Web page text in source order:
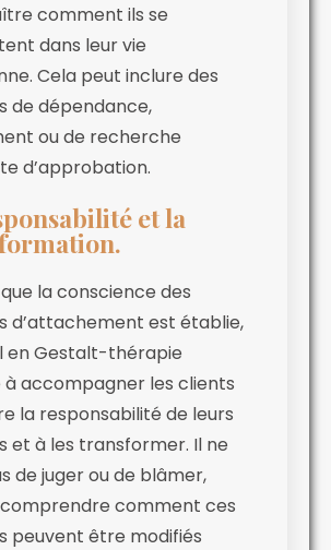
comment ils se
dans leur vie
Cela peut inclure des
de dépendance,
ou de recherche
d’approbation.
et la
la conscience des
d’attachement est établie,
en Gestalt-thérapie
à accompagner les clients
la responsabilité de leurs
et à les transformer. Il ne
de juger ou de blâmer,
comment ces
peuvent être modifiés